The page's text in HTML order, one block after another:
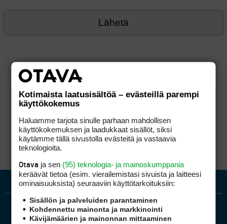
Kotimaista laatusisältöä – evästeillä parempi
käyttökokemus
Haluamme tarjota sinulle parhaan mahdollisen
käyttökokemuksen ja laadukkaat sisällöt, siksi
käytämme tällä sivustolla evästeitä ja vastaavia
teknologioita.
Otava ja sen (95) teknologia- ja mainoskumppania
keräävät tietoa (esim. vierailemis­tasi sivuista ja laitteesi
ominaisuuk­sista) seuraaviin käyttötarkoituksiin:
Sisällön ja palveluiden parantaminen
Kohdennettu mainonta ja markkinointi
Kävijämäärien ja mainonnan mittaaminen